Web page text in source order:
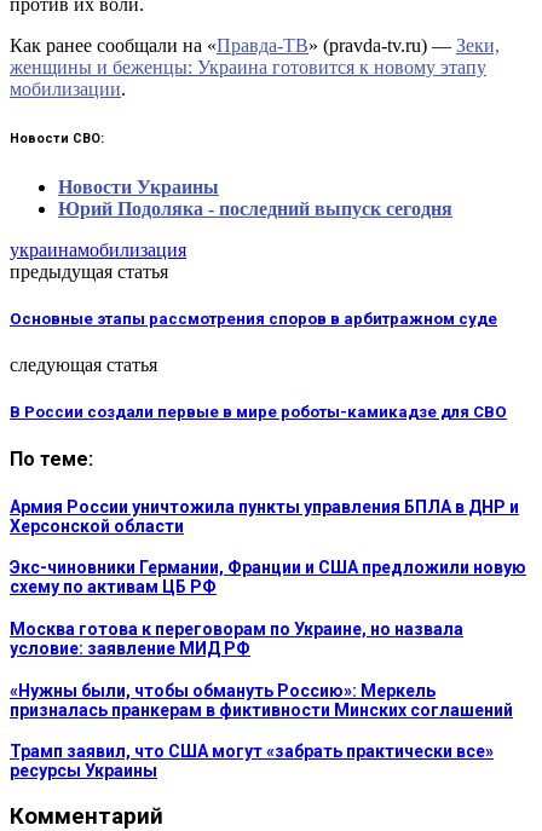
Как ранее сообщали на «Правда-ТВ» (pravda-tv.ru) — Зеки,
женщины и беженцы: Украина готовится к новому этапу
мобилизации.
Новости СВО:
Новости Украины
Юрий Подоляка - последний выпуск сегодня
украинамобилизация
предыдущая статья
Основные этапы рассмотрения споров в арбитражном суде
следующая статья
В России создали первые в мире роботы-камикадзе для СВО
По теме:
Армия России уничтожила пункты управления БПЛА в ДНР и
Херсонской области
Экс-чиновники Германии, Франции и США предложили новую
схему по активам ЦБ РФ
Москва готова к переговорам по Украине, но назвала
условие: заявление МИД РФ
«Нужны были, чтобы обмануть Россию»: Меркель
призналась пранкерам в фиктивности Минских соглашений
Трамп заявил, что США могут «забрать практически все»
ресурсы Украины
Комментарий